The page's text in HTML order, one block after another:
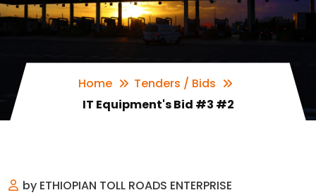
Home
Tenders / Bids
IT Equipment's Bid #3 #2
by ETHIOPIAN TOLL ROADS ENTERPRISE